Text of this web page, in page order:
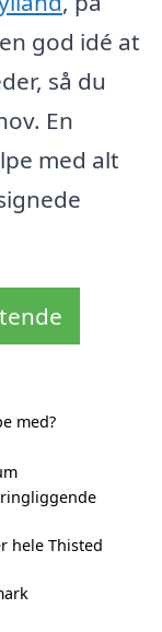
god idé at
så du
En
med alt
med?
hele Thisted